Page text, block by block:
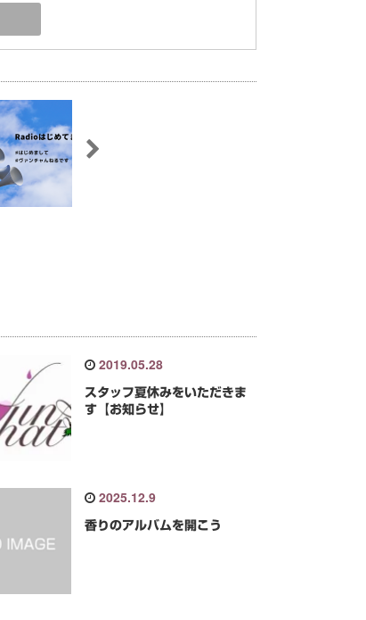
2019.05.28
スタッフ夏休みをいただきま
す【お知らせ】
2025.12.9
香りのアルバムを開こう